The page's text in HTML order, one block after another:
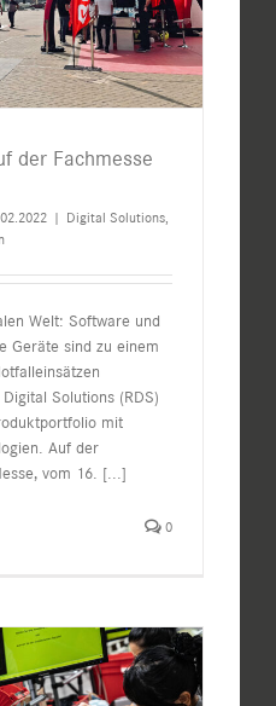
der Fachmesse
| Digital Solutions,
Welt: Software und
Geräte sind zu einem
Solutions (RDS)
mit
Auf der
vom 16. [...]
0